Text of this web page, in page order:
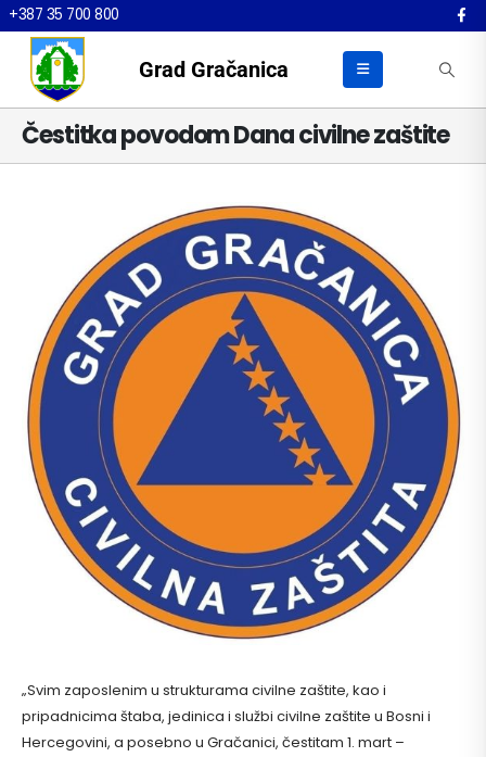
+387 35 700 800
Grad Gračanica
Čestitka povodom Dana civilne zaštite
„Svim zaposlenim u strukturama civilne zaštite, kao i
pripadnicima štaba, jedinica i službi civilne zaštite u Bosni i
Hercegovini, a posebno u Gračanici, čestitam 1. mart –